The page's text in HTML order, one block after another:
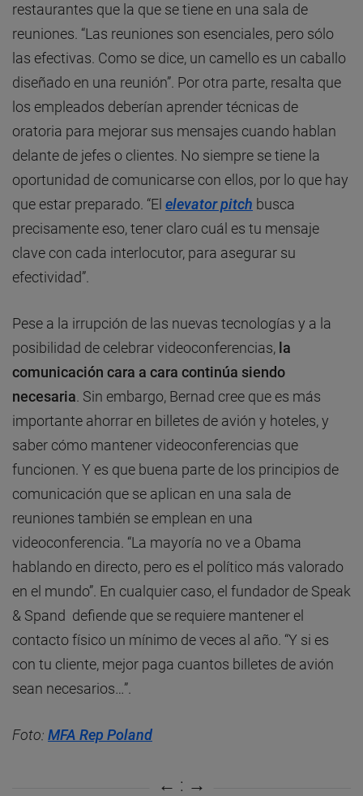
restaurantes que la que se tiene en una sala de
reuniones. “Las reuniones son esenciales, pero sólo
las efectivas. Como se dice, un camello es un caballo
diseñado en una reunión”. Por otra parte, resalta que
los empleados deberían aprender técnicas de
oratoria para mejorar sus mensajes cuando hablan
delante de jefes o clientes. No siempre se tiene la
oportunidad de comunicarse con ellos, por lo que hay
que estar preparado. “El elevator pitch busca
precisamente eso, tener claro cuál es tu mensaje
clave con cada interlocutor, para asegurar su
efectividad”.
Pese a la irrupción de las nuevas tecnologías y a la
posibilidad de celebrar videoconferencias, la
comunicación cara a cara continúa siendo
necesaria. Sin embargo, Bernad cree que es más
importante ahorrar en billetes de avión y hoteles, y
saber cómo mantener videoconferencias que
funcionen. Y es que buena parte de los principios de
comunicación que se aplican en una sala de
reuniones también se emplean en una
videoconferencia. “La mayoría no ve a Obama
hablando en directo, pero es el político más valorado
en el mundo”. En cualquier caso, el fundador de Speak
& Spand defiende que se requiere mantener el
contacto físico un mínimo de veces al año. “Y si es
con tu cliente, mejor paga cuantos billetes de avión
sean necesarios…”.
Foto: MFA Rep Poland